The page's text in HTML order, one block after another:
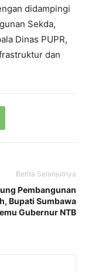
didampingi
Sekda,
Dinas PUPR,
dan
Berita Selanjutnya
Pembangunan
Bupati Sumbawa
Gubernur NTB